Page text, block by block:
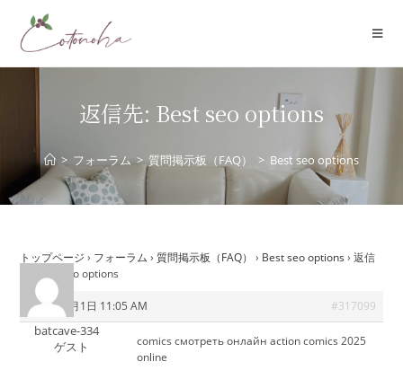
返信先: Best seo options
> フォーラム > 質問掲示板（FAQ） > Best seo options
トップページ › フォーラム › 質問掲示板（FAQ） › Best seo options › 返信
先: Best seo options
2025年8月1日 11:05 AM #317099
batcave-334
ゲスト
comics смотреть онлайнaction comics 2025
online